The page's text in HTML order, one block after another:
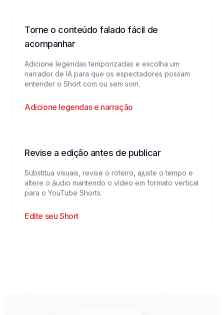
Torne o conteúdo falado fácil de
acompanhar
Adicione legendas temporizadas e escolha um
narrador de IA para que os espectadores possam
entender o Short com ou sem som.
Adicione legendas e narração
Revise a edição antes de publicar
Substitua visuais, revise o roteiro, ajuste o tempo e
altere o áudio mantendo o vídeo em formato vertical
para o YouTube Shorts.
Edite seu Short